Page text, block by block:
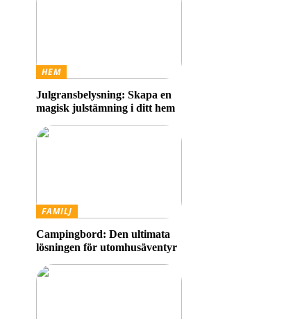
HEM
Julgransbelysning: Skapa en
magisk julstämning i ditt hem
FAMILJ
Campingbord: Den ultimata
lösningen för utomhusäventyr